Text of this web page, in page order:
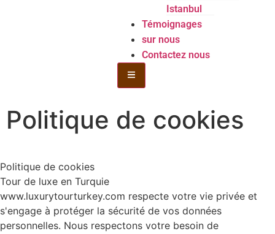
Istanbul
Témoignages
sur nous
Contactez nous
Menu de la bouteille Toggle
Politique de cookies
Politique de cookies
Tour de luxe en Turquie
www.luxurytourturkey.com respecte votre vie privée et
s'engage à protéger la sécurité de vos données
personnelles. Nous respectons votre besoin de